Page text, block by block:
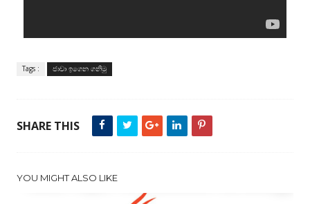
Tags : ජාවා ඉගෙන ගනිමු
SHARE THIS
YOU MIGHT ALSO LIKE